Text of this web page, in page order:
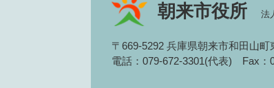
朝来市役所 法
〒669-5292 兵庫県朝来市和田山町
電話：079-672-3301(代表) Fax：